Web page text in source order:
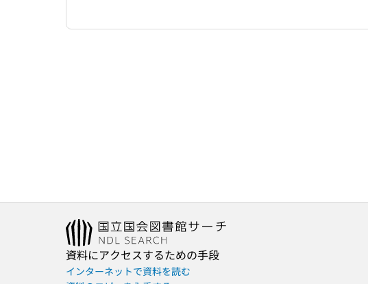
資料にアクセスするための手段
インターネットで資料を読む